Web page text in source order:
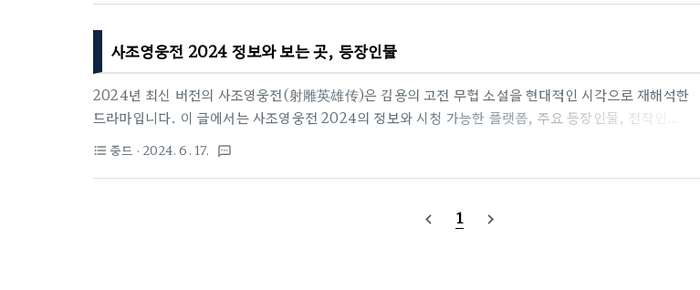
을 만나러 떠납니다. 여기서 황용이란 복권을 만나게 됩니다. 처음 양강보다 못한 실력으로 얻어 터치기만
한 곽정은 금나라의 고수중 한 명이 기른 독뱀의 피를 먹으면서 어떤 독이든 내성을 가지는 신체가 됩니다.
내력도 증가가 됩니다. 그리고 황용과 같이 있으면서 홍칠공을 만나 황룡십팔장중 15장까지 배우고 한층
..
사조영웅전 2024 정보와 보는 곳, 등장인물
2024년 최신 버전의 사조영웅전(射雕英雄传)은 김용의 고전 무협 소설을 현대적인 시각으로 재해석한
드라마입니다. 이 글에서는 사조영웅전 2024의 정보와 시청 가능한 플랫폼, 주요 등장인물, 전작인
제작비: 약 1억 위안(약 170억 원)에피소드 수: 52부작주요 특징: 2017년 버전은 비교적 낮은 예산으로
제작되었으며, 원작에 충실한 스토리 전개와 전통적인 무협 드라마 스타일을 유지했습니다. 주요 캐릭터
들의 성장 과정과 무공 수련 과정을 중점적으로 다루었습니다.2024년 버전:제작비: 약 1.5억 위안(약
250억 원)에피소드 수: 60부작주요 특징: 최신 CGI와 시각 효과를 사용하여 더..
format_list_bulleted 중드 · 2024. 6. 17. textsms
navigate_before 1 navigate_next